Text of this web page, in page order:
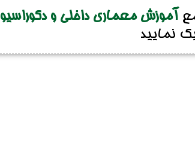
آموزش معماری داخلی و
نمایید